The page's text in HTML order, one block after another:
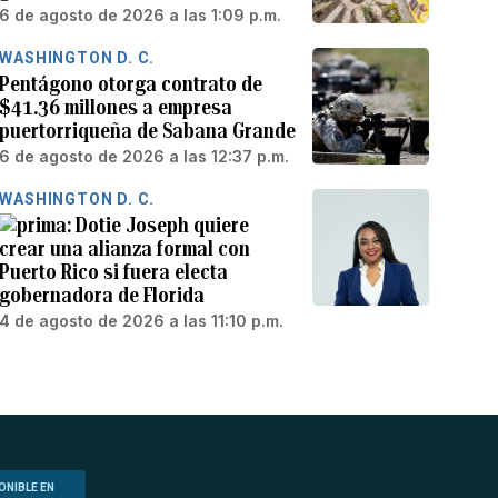
6 de agosto de 2026 a las 1:09 p.m.
WASHINGTON D. C.
Pentágono otorga contrato de
$41.36 millones a empresa
puertorriqueña de Sabana Grande
6 de agosto de 2026 a las 12:37 p.m.
WASHINGTON D. C.
Dotie Joseph quiere
crear una alianza formal con
Puerto Rico si fuera electa
gobernadora de Florida
4 de agosto de 2026 a las 11:10 p.m.
EN